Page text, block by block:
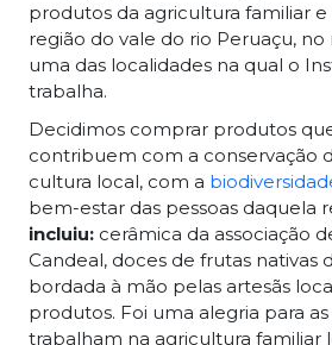
produtos da agricultura familiar e
região do vale do rio Peruaçu,
uma das localidades na qual o
trabalha.
Decidimos comprar produtos
contribuem com a conservação
cultura local, com a
bem-estar das pessoas daquela
incluiu: cerâmica da associação
Candeal, doces de frutas nativas
bordada à mão pelas artesãs
produtos. Foi uma alegria para
trabalham na agricultura familiar